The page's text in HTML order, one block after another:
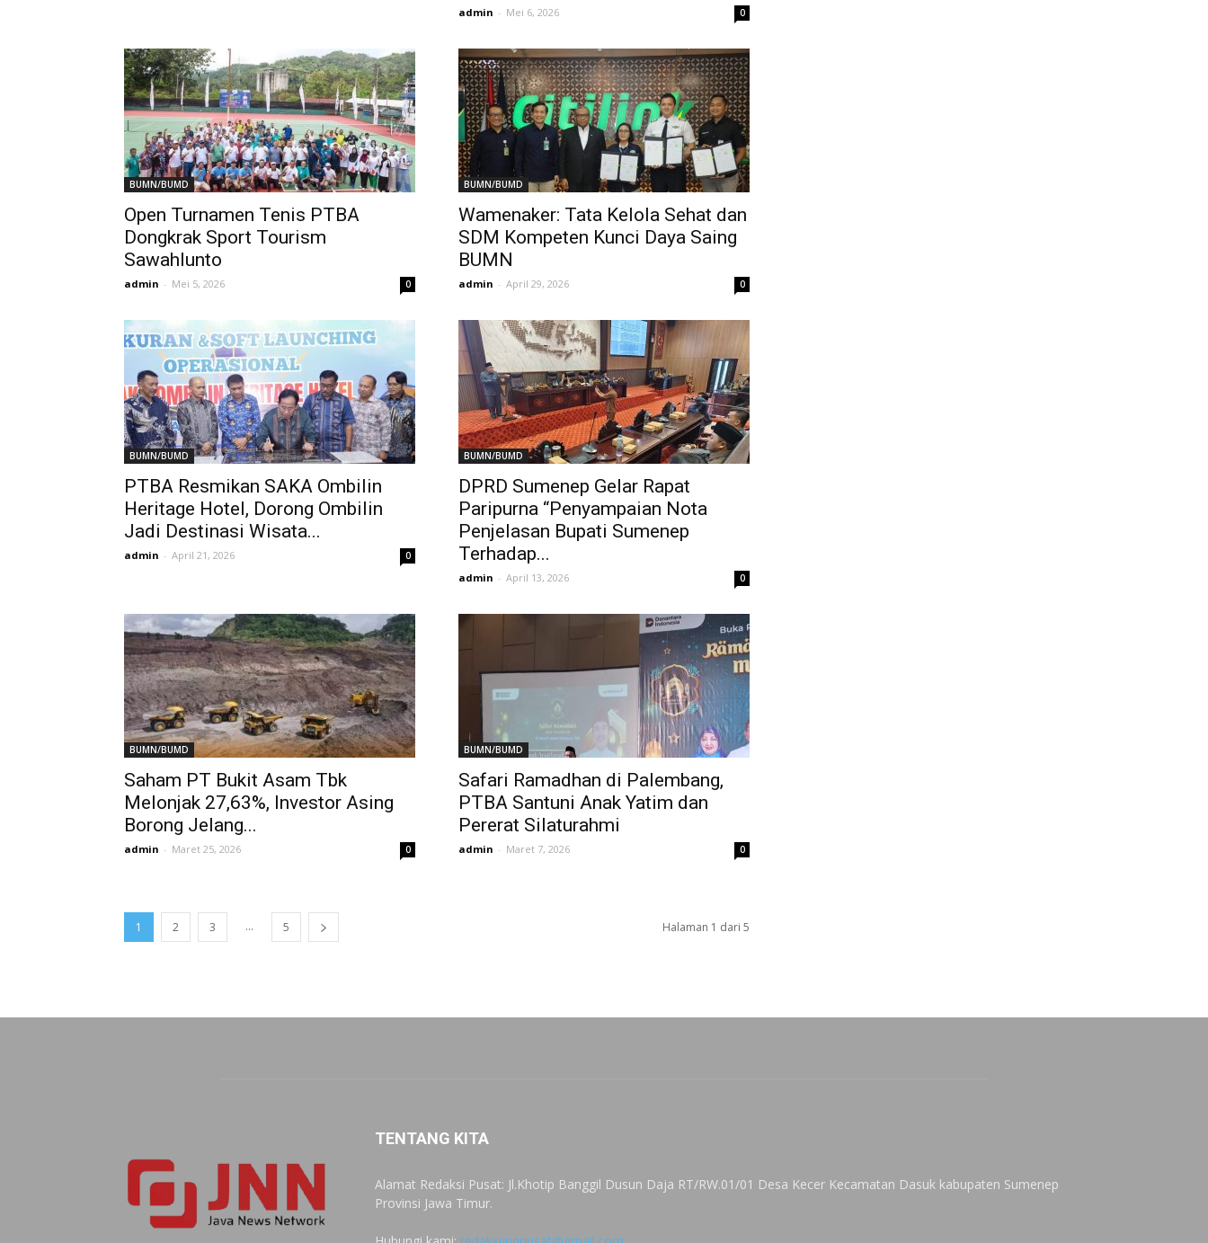
admin - Mei 6, 2026 0
BUMN/BUMD
Open Turnamen Tenis PTBA
Dongkrak Sport Tourism
Sawahlunto
admin - Mei 5, 2026 0
BUMN/BUMD
Wamenaker: Tata Kelola Sehat dan
SDM Kompeten Kunci Daya Saing
BUMN
admin - April 29, 2026 0
BUMN/BUMD
PTBA Resmikan SAKA Ombilin
Heritage Hotel, Dorong Ombilin
Jadi Destinasi Wisata...
admin - April 21, 2026 0
BUMN/BUMD
DPRD Sumenep Gelar Rapat
Paripurna “Penyampaian Nota
Penjelasan Bupati Sumenep
Terhadap...
admin - April 13, 2026 0
BUMN/BUMD
Saham PT Bukit Asam Tbk
Melonjak 27,63%, Investor Asing
Borong Jelang...
admin - Maret 25, 2026 0
BUMN/BUMD
Safari Ramadhan di Palembang,
PTBA Santuni Anak Yatim dan
Pererat Silaturahmi
admin - Maret 7, 2026 0
1 2 3 ... 5 Halaman 1 dari 5
TENTANG KITA
Alamat Redaksi Pusat: Jl.Khotip Banggil Dusun Daja RT/RW.01/01 Desa Kecer Kecamatan Dasuk kabupaten Sumenep
Provinsi Jawa Timur.